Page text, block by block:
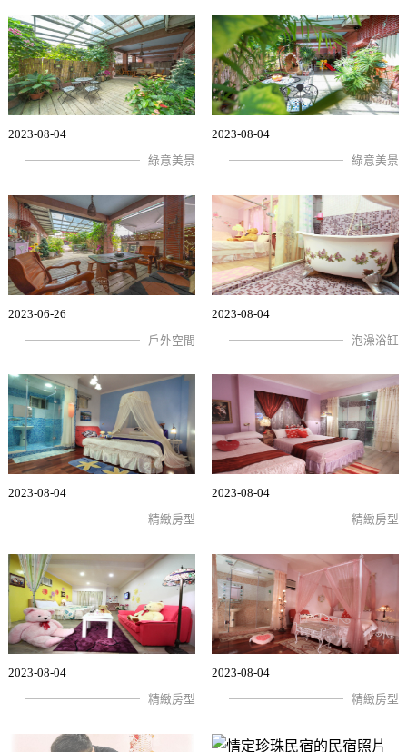
2023-08-04
綠意美景
2023-08-04
綠意美景
2023-06-26
戶外空間
2023-08-04
泡澡浴缸
2023-08-04
精緻房型
2023-08-04
精緻房型
2023-08-04
精緻房型
2023-08-04
精緻房型